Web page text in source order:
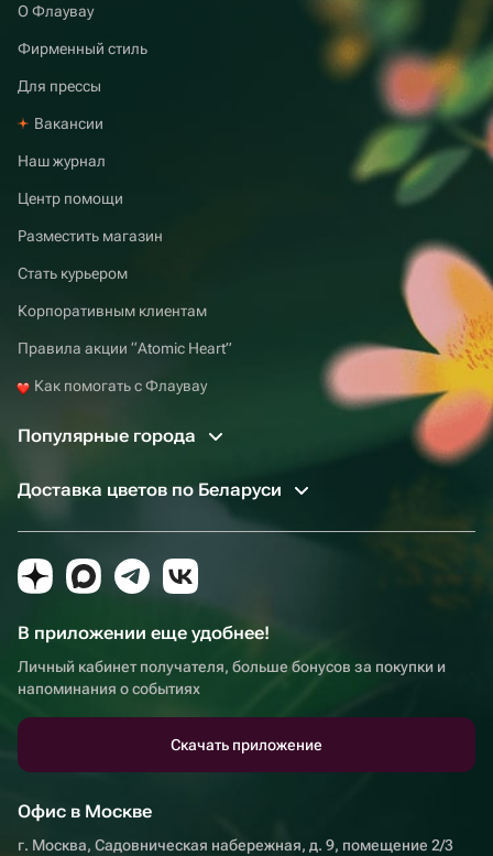
О Флаувау
Фирменный стиль
Для прессы
Вакансии
Наш журнал
Центр помощи
Разместить магазин
Стать курьером
Корпоративным клиентам
Правила акции “Atomic Heart”
Как помогать с Флаувау
Популярные города
Доставка цветов по Беларуси
В приложении еще удобнее!
Личный кабинет получателя, больше бонусов за покупки и
напоминания о событиях
Скачать приложение
Офис в Москве
г. Москва, Садовническая набережная, д. 9, помещение 2/3